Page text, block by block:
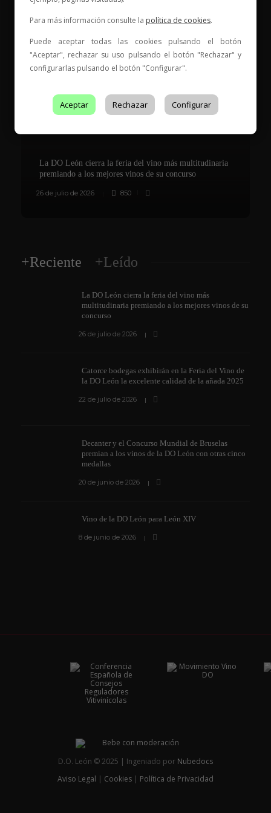
Es Tendencia
La DO León cierra la feria del vino más multitudinaria
premiando a los mejores vinos de su concurso
26 de julio de 2026 850
+Reciente +Leído
La DO León cierra la feria del vino más
multitudinaria premiando a los mejores vinos de su
concurso
26 de julio de 2026
Catorce bodegas exhibirán en la Feria del Vino de
la DO León la excelente calidad de la añada 2025
22 de julio de 2026
Decanter y el Concurso Mundial de Bruselas
premian a los vinos de la DO León con otras cinco
medallas
20 de junio de 2026
Vino de la DO León para León XIV
8 de junio de 2026
D.O. León © 2025 | Ingeniado por Nubedocs
Aviso Legal | Cookies | Política de Privacidad
Para más información consulte la política de cookies.
Puede aceptar todas las cookies pulsando el botón
"Aceptar", rechazar su uso pulsando el botón "Rechazar" y
configurarlas pulsando el botón "Configurar".
Aceptar Rechazar Configurar